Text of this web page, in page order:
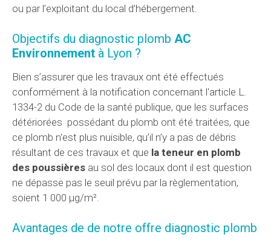
ou par l’exploitant du local d’hébergement.
Objectifs du diagnostic plomb AC
Environnement à Lyon ?
Bien s’assurer que les travaux ont été effectués
conformément à la notification concernant l'article L.
1334-2 du Code de la santé publique, que les surfaces
détériorées possédant du plomb ont été traitées, que
ce plomb n'est plus nuisible, qu’il n’y a pas de débris
résultant de ces travaux et que la teneur en plomb
des poussières au sol des locaux dont il est question
ne dépasse pas le seuil prévu par la règlementation,
soient 1 000 µg/m².
Avantages de de notre offre diagnostic plomb